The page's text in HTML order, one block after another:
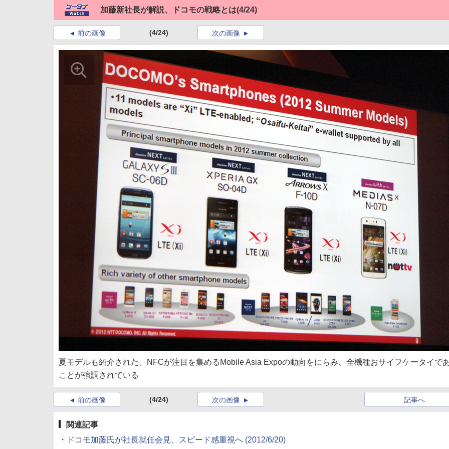
加藤新社長が解説、ドコモの戦略とは(4/24)
前の画像 (4/24) 次の画像
夏モデルも紹介された。NFCが注目を集めるMobile Asia Expoの動向をにらみ、全機種おサイフケータイで
ことが強調されている
前の画像 (4/24) 記事へ
次の画像
関連記事
・
ドコモ加藤氏が社長就任会見、スピード感重視へ (2012/6/20)